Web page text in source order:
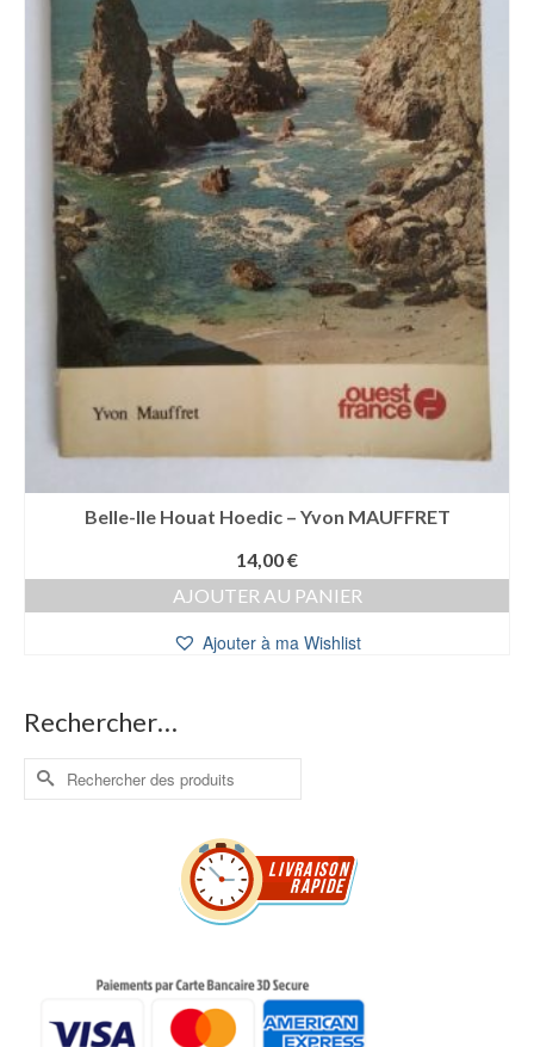
Belle-Ile Houat Hoedic – Yvon MAUFFRET
14,00€
AJOUTER AU PANIER
Ajouter à ma Wishlist
Rechercher…
Rechercher :